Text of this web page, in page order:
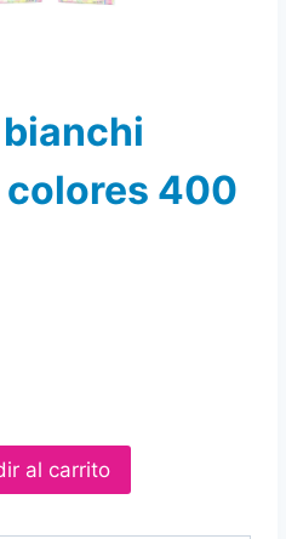
colores 400
al carrito